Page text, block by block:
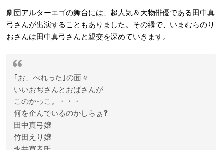
劇団アルターエゴの舞台には、超人気＆大物俳優である田中真
弓さんが出演することもありました。その縁で、いまむらのり
おさんは田中真弓さんと親交を深めていきます。
｢お、ぺれった｣の面々
いいおぢさんとおばさんが
このかっこ。・・・
何を企んでいるのかしらぁ❓
田中真弓嬢
竹田えり嬢